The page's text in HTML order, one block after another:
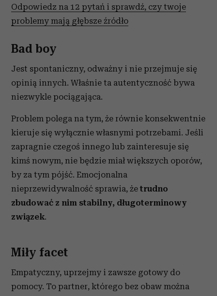
Odpowiedz na 12 pytań i sprawdź, czy twoje
problemy mają głębsze źródło
Bad boy
Jest spontaniczny, odważny i nie przejmuje się
opinią innych. Właśnie ta autentyczność bywa
niezwykle pociągająca.
Problem polega na tym, że równie konsekwentnie
kieruje się wyłącznie własnymi potrzebami. Jeśli
zapragnie czegoś innego lub zainteresuje się
kimś nowym, nie będzie miał większych oporów,
by za tym pójść. Emocjonalna
nieprzewidywalność sprawia, żetrudno
zbudować z nim stabilny, długoterminowy
związek.
Miły facet
Empatyczny, uprzejmy i zawsze gotowy do
pomocy. To partner, którego bez obaw można